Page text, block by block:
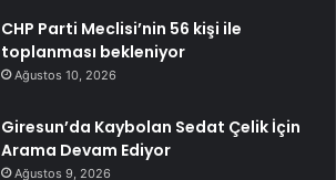
CHP Parti Meclisi’nin 56 kişi ile
toplanması bekleniyor
Ağustos 10, 2026
Giresun’da Kaybolan Sedat Çelik İçin
Arama Devam Ediyor
Ağustos 9, 2026